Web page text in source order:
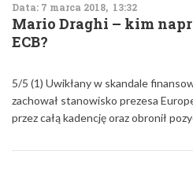
Data: 7 marca 2018, 13:32
Mario Draghi – kim
ECB?
5/5 (1) Uwikłany w skandale
zachował stanowisko prezesa
przez całą kadencję oraz obronił